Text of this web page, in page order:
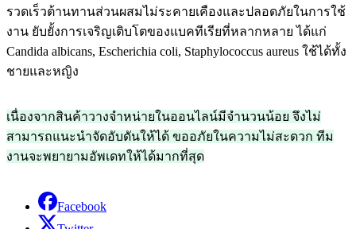
รวดเร็วต้านทานส่วนผสมไม่ระคายเคืองและปลอดภัยในการใช้
งาน ยับยั้งการเจริญเติบโตของแบคทีเรียที่หลากหลาย ได้แก่
Candida albicans, Escherichia coli, Staphylococcus aureus ใช้ได้ทั้ง
ชายและหญิง
เนื่องจากสินค้าวางจำหน่ายในออนไลน์มีจำนวนน้อย จึงไม่
สามารถแนะนำจัดอับดันให้ได้ ขออภัยในความไม่สะดวก ทีม
งานจะพยายามอัพเดทให้ได้มากที่สุด
Facebook